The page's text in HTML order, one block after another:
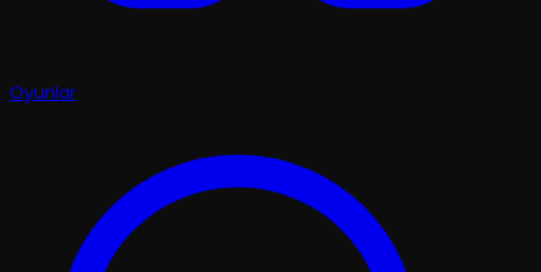
Oyunlar